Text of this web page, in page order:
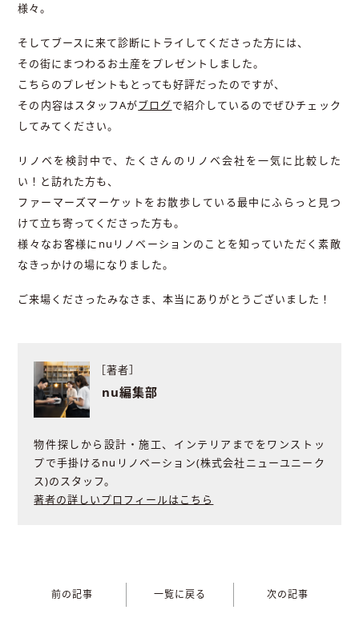
様々。
そしてブースに来て診断にトライしてくださった方には、
その街にまつわるお土産をプレゼントしました。
こちらのプレゼントもとっても好評だったのですが、
その内容はスタッフAがブログで紹介しているのでぜひチェック
してみてください。
リノベを検討中で、たくさんのリノベ会社を一気に比較した
い！と訪れた方も、
ファーマーズマーケットをお散歩している最中にふらっと見つ
けて立ち寄ってくださった方も。
様々なお客様にnuリノベーションのことを知っていただく素敵
なきっかけの場になりました。
ご来場くださったみなさま、本当にありがとうございました！
［著者］
nu編集部
物件探しから設計・施工、インテリアまでをワンストッ
プで手掛けるnuリノベーション(株式会社ニューユニーク
ス)のスタッフ。
著者の詳しいプロフィールはこちら
前の記事 一覧に戻る 次の記事